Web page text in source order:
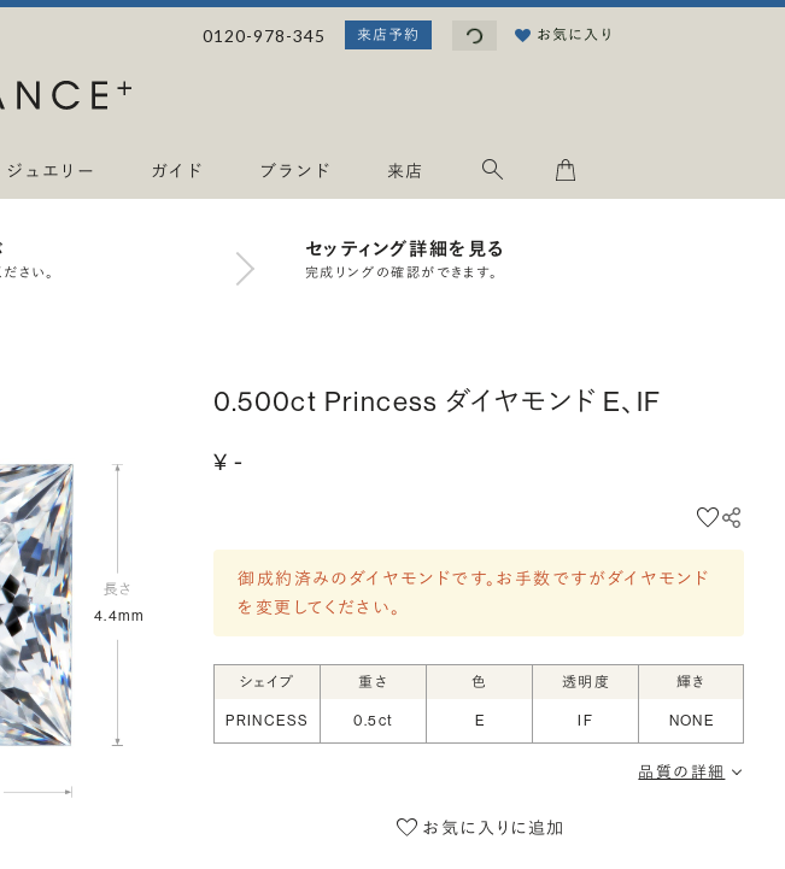
0120-978-345 来店予約 読み込み中...お気に入り
ジュエリー ガイド ブランド 来店
さい。
セッティング詳細を見る
完成リングの確認ができます。
4.4mm
0.500ct Princess ダイヤモンド E、IF
¥ -
御成約済みのダイヤモンドです。お手数ですがダイヤモンド
を変更してください。
シェイプ 重さ 色 透明度 輝き
PRINCESS 0.5ct E IF NONE
品質の詳細
お気に入りに追加